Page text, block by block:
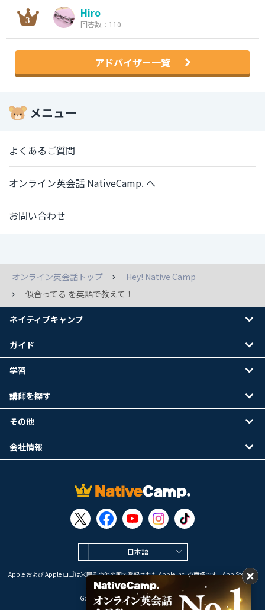
Hiro
回答数：110
アドバイザー一覧
メニュー
よくあるご質問
オンライン英会話 NativeCamp. へ
お問い合わせ
オンライン英会話トップ
Hey! Native Camp
似合ってる を英語で教えて！
日本語
Apple および Apple ロゴは米国その他の国で登録された Apple Inc. の商標です。App Store は
Apple Inc. のサービスマークです。
Google Play は Google LLC の商標です。
ネイティブキャンプ
ガイド
学習
講師を探す
その他
会社情報